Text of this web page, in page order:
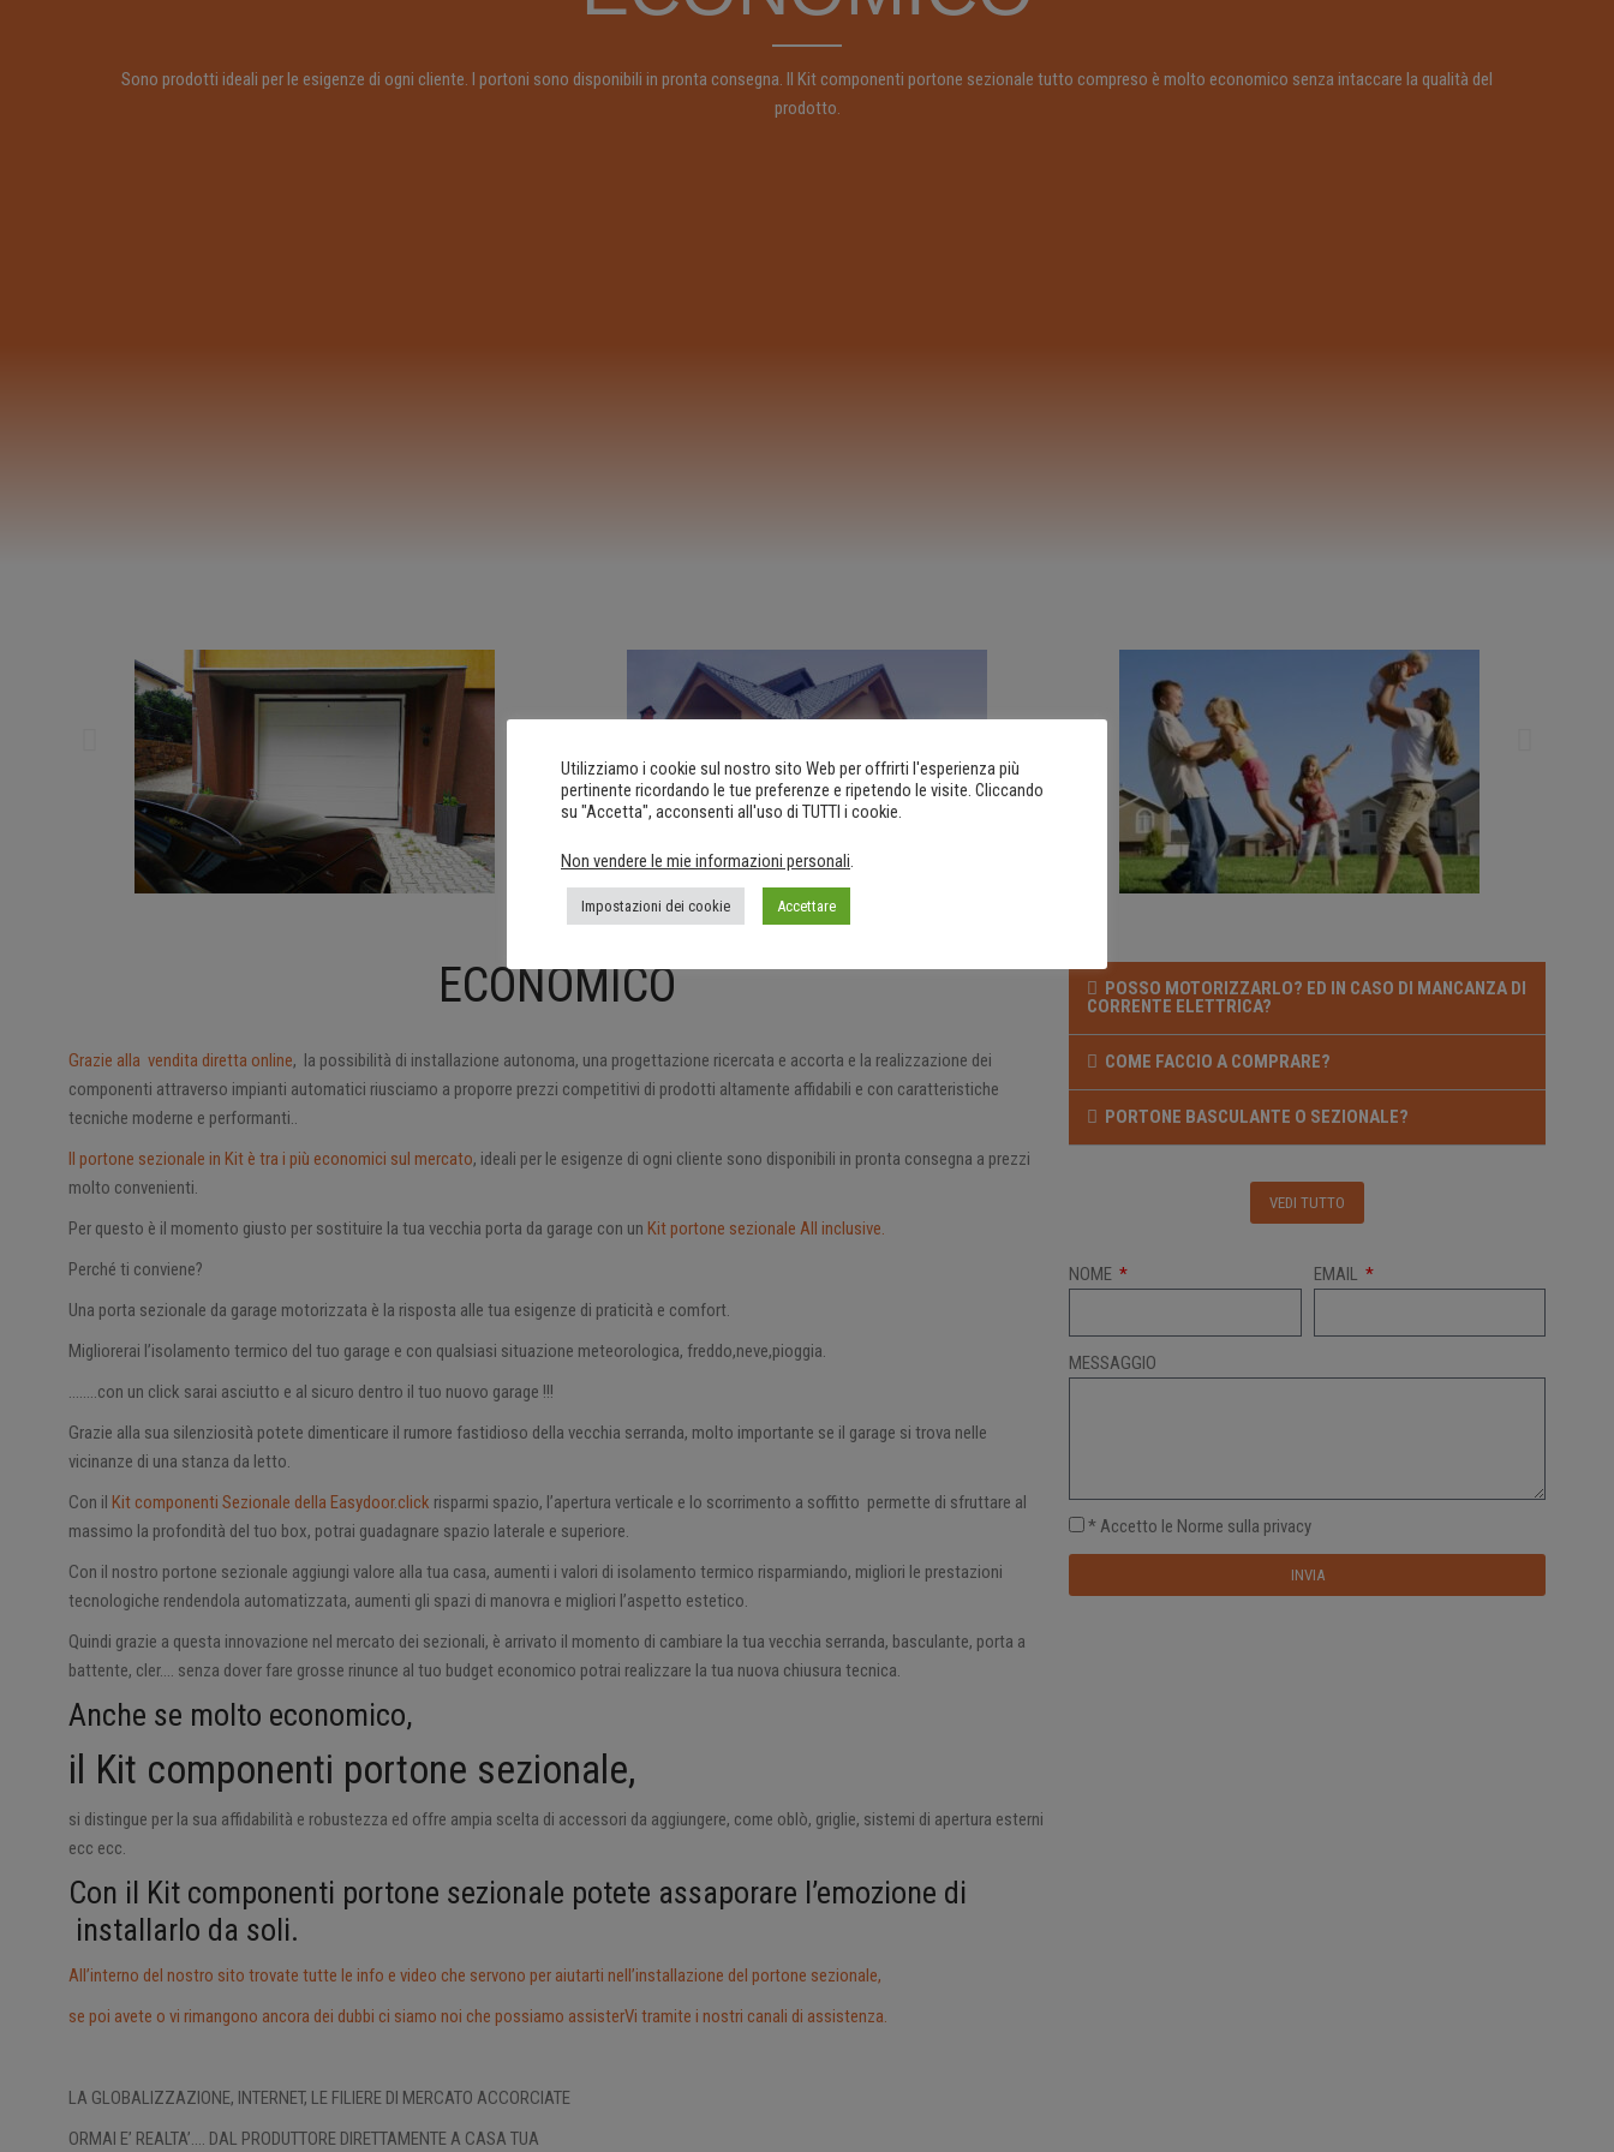
Sono prodotti ideali per le esigenze di ogni cliente. I portoni sono disponibili in pronta consegna. Il Kit componenti portone sezionale tutto compreso è molto economico senza intaccare la qualità del
prodotto.
ECONOMICO
Grazie alla vendita diretta online, la possibilità di installazione autonoma, una progettazione ricercata e accorta e la realizzazione dei
componenti attraverso impianti automatici riusciamo a proporre prezzi competitivi di prodotti altamente affidabili e con caratteristiche
tecniche moderne e performanti..
Il portone sezionale in Kit è tra i più economici sul mercato, ideali per le esigenze di ogni cliente sono disponibili in pronta consegna a prezzi
molto convenienti.
Per questo è il momento giusto per sostituire la tua vecchia porta da garage con un Kit portone sezionale All inclusive.
Perché ti conviene?
Una porta sezionale da garage motorizzata è la risposta alle tua esigenze di praticità e comfort.
Migliorerai l’isolamento termico del tuo garage e con qualsiasi situazione meteorologica, freddo,neve,pioggia.
……..con un click sarai asciutto e al sicuro dentro il tuo nuovo garage !!!
Grazie alla sua silenziosità potete dimenticare il rumore fastidioso della vecchia serranda, molto importante se il garage si trova nelle
vicinanze di una stanza da letto.
Con il Kit componenti Sezionale della Easydoor.click risparmi spazio, l’apertura verticale e lo scorrimento a soffitto permette di sfruttare al
massimo la profondità del tuo box, potrai guadagnare spazio laterale e superiore.
Con il nostro portone sezionale aggiungi valore alla tua casa, aumenti i valori di isolamento termico risparmiando, migliori le prestazioni
tecnologiche rendendola automatizzata, aumenti gli spazi di manovra e migliori l’aspetto estetico.
Quindi grazie a questa innovazione nel mercato dei sezionali, è arrivato il momento di cambiare la tua vecchia serranda, basculante, porta a
battente, cler…. senza dover fare grosse rinunce al tuo budget economico potrai realizzare la tua nuova chiusura tecnica.
Anche se molto economico,
il Kit componenti portone sezionale,
si distingue per la sua affidabilità e robustezza ed offre ampia scelta di accessori da aggiungere, come oblò, griglie, sistemi di apertura esterni
ecc ecc.
Con il Kit componenti portone sezionale potete assaporare l’emozione di
installarlo da soli.
All’interno del nostro sito trovate tutte le info e video che servono per aiutarti nell’installazione del portone sezionale,
se poi avete o vi rimangono ancora dei dubbi ci siamo noi che possiamo assisterVi tramite i nostri canali di assistenza.
LA GLOBALIZZAZIONE, INTERNET, LE FILIERE DI MERCATO ACCORCIATE
ORMAI E’ REALTA’…. DAL PRODUTTORE DIRETTAMENTE A CASA TUA
POSSO MOTORIZZARLO? ED IN CASO DI MANCANZA DI
CORRENTE ELETTRICA?
COME FACCIO A COMPRARE?
PORTONE BASCULANTE O SEZIONALE?
VEDI TUTTO
NOME EMAIL
MESSAGGIO
* Accetto le Norme sulla privacy
INVIA
Utilizziamo i cookie sul nostro sito Web per offrirti l'esperienza più
pertinente ricordando le tue preferenze e ripetendo le visite. Cliccando
su "Accetta", acconsenti all'uso di TUTTI i cookie.
Non vendere le mie informazioni personali.
Impostazioni dei cookie Accettare